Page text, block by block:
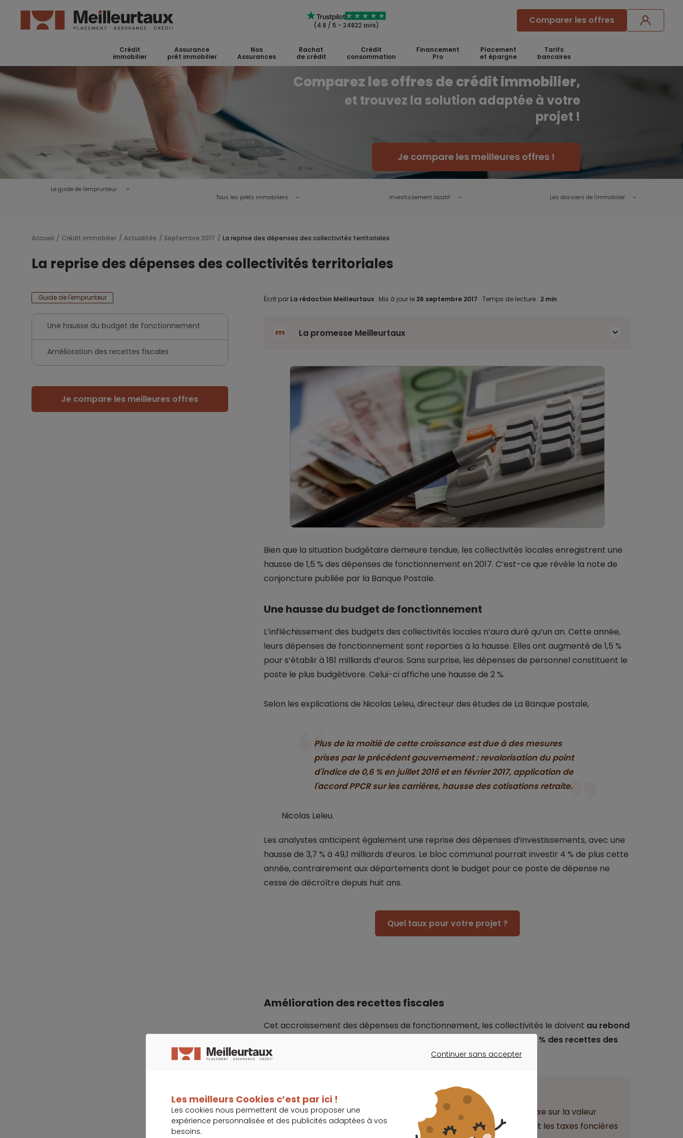
(4.8 / 5 - 24822 avis) Comparer les offres
Crédit
immobilier
Assurance
prêt immobilier
Nos
Assurances
Rachat
de crédit
Crédit
consommation
Financement
Pro
Placement
et épargne
Tarifs
bancaires
Comparez les offres de crédit immobilier,
et trouvez la solution adaptée à votre
projet !
Je compare les meilleures offres !
Le guide de l'emprunteur
Tous les prêts immobiliers
Investissement locatif Les dossiers de l'immobilier
Accueil Crédit immobilier Actualités Septembre 2017 La reprise des dépenses des collectivités territoriales
La reprise des dépenses des collectivités territoriales
Guide de l'emprunteur
Une hausse du budget de fonctionnement
Amélioration des recettes fiscales
Je compare les meilleures offres
Écrit par La rédaction Meilleurtaux . Mis à jour le 26 septembre 2017 . Temps de lecture : 2 min
La promesse Meilleurtaux
Bien que la situation budgétaire demeure tendue, les collectivités locales enregistrent une
hausse de 1,5 % des dépenses de fonctionnement en 2017. C’est-ce que révèle la note de
conjoncture publiée par la Banque Postale.
Une hausse du budget de fonctionnement
L’infléchissement des budgets des collectivités locales n’aura duré qu’un an. Cette année,
leurs dépenses de fonctionnement sont reparties à la hausse. Elles ont augmenté de 1,5 %
pour s’établir à 181 milliards d’euros. Sans surprise, les dépenses de personnel constituent le
poste le plus budgétivore. Celui-ci affiche une hausse de 2 %.
Selon les explications de Nicolas Leleu, directeur des études de La Banque postale,
Plus de la moitié de cette croissance est due à des mesures
prises par le précédent gouvernement : revalorisation du point
d'indice de 0,6 % en juillet 2016 et en février 2017, application de
l'accord PPCR sur les carrières, hausse des cotisations retraite.
Nicolas Leleu.
Les analystes anticipent également une reprise des dépenses d’investissements, avec une
hausse de 3,7 % à 49,1 milliards d’euros. Le bloc communal pourrait investir 4 % de plus cette
année, contrairement aux départements dont le budget pour ce poste de dépense ne
cesse de décroître depuis huit ans.
Quel taux pour votre projet ?
Amélioration des recettes fiscales
Cet accroissement des dépenses de fonctionnement, les collectivités le doivent au rebond
du marché de l’immobilier qui devrait permettre une hausse de 18 % des recettes des
droits de mutation (
pour l’année 2017.
Important
Les recettes fiscales ont également augmenté : + 4,3 % pour la taxe sur la valeur
ajoutée des entreprises (CVAE), + 1,5 % pour la taxe d’habitation et les taxes foncières
Continuer sans accepter
Les meilleurs Cookies c’est par ici !
Les cookies nous permettent de vous proposer une
expérience personnalisée et des publicités adaptées à vos
besoins.